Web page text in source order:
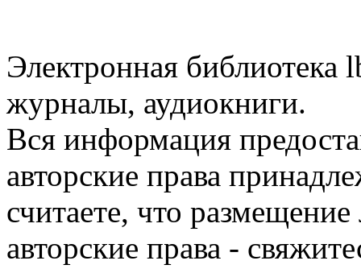
Электронная библиотека
журналы, аудиокниги.
Вся информация
авторские права
считаете, что
авторские права -